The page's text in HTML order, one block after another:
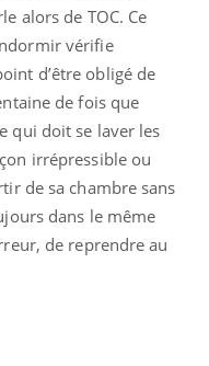
alors de TOC. Ce
vérifie
d’être obligé de
de fois que
qui doit se laver les
irrépressible ou
de sa chambre sans
dans le même
de reprendre au